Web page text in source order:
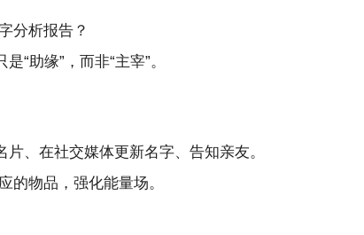
分析报告？
“助缘”，而非“主宰”。
、在社交媒体更新名字、告知亲友。
的物品，强化能量场。